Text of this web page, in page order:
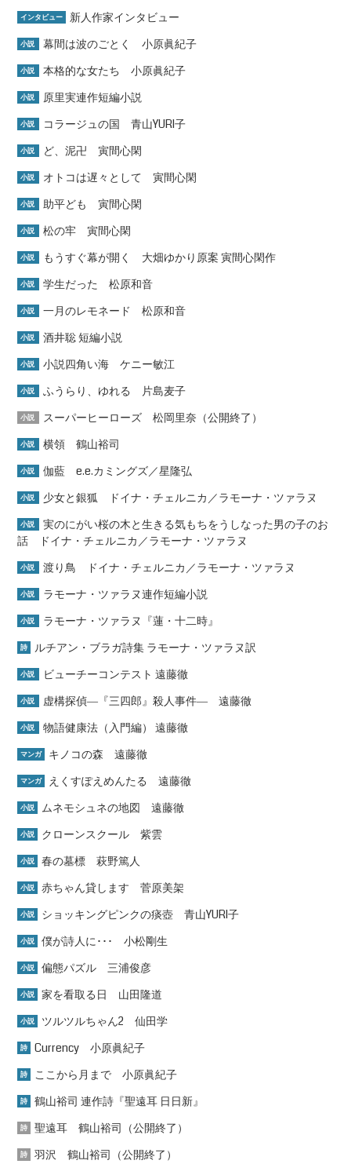
インタビュー 新人作家インタビュー
小説 幕間は波のごとく 小原眞紀子
小説 本格的な女たち 小原眞紀子
小説 原里実連作短編小説
小説 コラージュの国 青山YURI子
小説 ど、泥卍 寅間心閑
小説 オトコは遅々として 寅間心閑
小説 助平ども 寅間心閑
小説 松の牢 寅間心閑
小説 もうすぐ幕が開く 大畑ゆかり原案 寅間心閑作
小説 学生だった 松原和音
小説 一月のレモネード 松原和音
小説 酒井聡 短編小説
小説 小説四角い海 ケニー敏江
小説 ふうらり、ゆれる 片島麦子
小説 スーパーヒーローズ 松岡里奈（公開終了）
小説 横領 鶴山裕司
小説 伽藍 e.e.カミングズ／星隆弘
小説 少女と銀狐 ドイナ・チェルニカ／ラモーナ・ツァラヌ
小説
実のにがい桜の木と生きる気もちをうしなった男の子のお
話 ドイナ・チェルニカ／ラモーナ・ツァラヌ
小説 渡り鳥 ドイナ・チェルニカ／ラモーナ・ツァラヌ
小説 ラモーナ・ツァラヌ連作短編小説
小説 ラモーナ・ツァラヌ『蓮・十二時』
詩 ルチアン・ブラガ詩集 ラモーナ・ツァラヌ訳
小説 ビューチーコンテスト 遠藤徹
小説 虚構探偵―『三四郎』殺人事件― 遠藤徹
小説 物語健康法（入門編） 遠藤徹
マンガ キノコの森 遠藤徹
マンガ えくすぽえめんたる 遠藤徹
小説 ムネモシュネの地図 遠藤徹
小説 クローンスクール 紫雲
小説 春の墓標 萩野篤人
小説 赤ちゃん貸します 菅原美架
小説 ショッキングピンクの痰壺 青山YURI子
小説 僕が詩人に･･･ 小松剛生
小説 偏態パズル 三浦俊彦
小説 家を看取る日 山田隆道
小説 ツルツルちゃん2 仙田学
詩 Currency 小原眞紀子
詩 ここから月まで 小原眞紀子
詩 鶴山裕司 連作詩『聖遠耳 日日新』
詩 聖遠耳 鶴山裕司（公開終了）
詩 羽沢 鶴山裕司（公開終了）